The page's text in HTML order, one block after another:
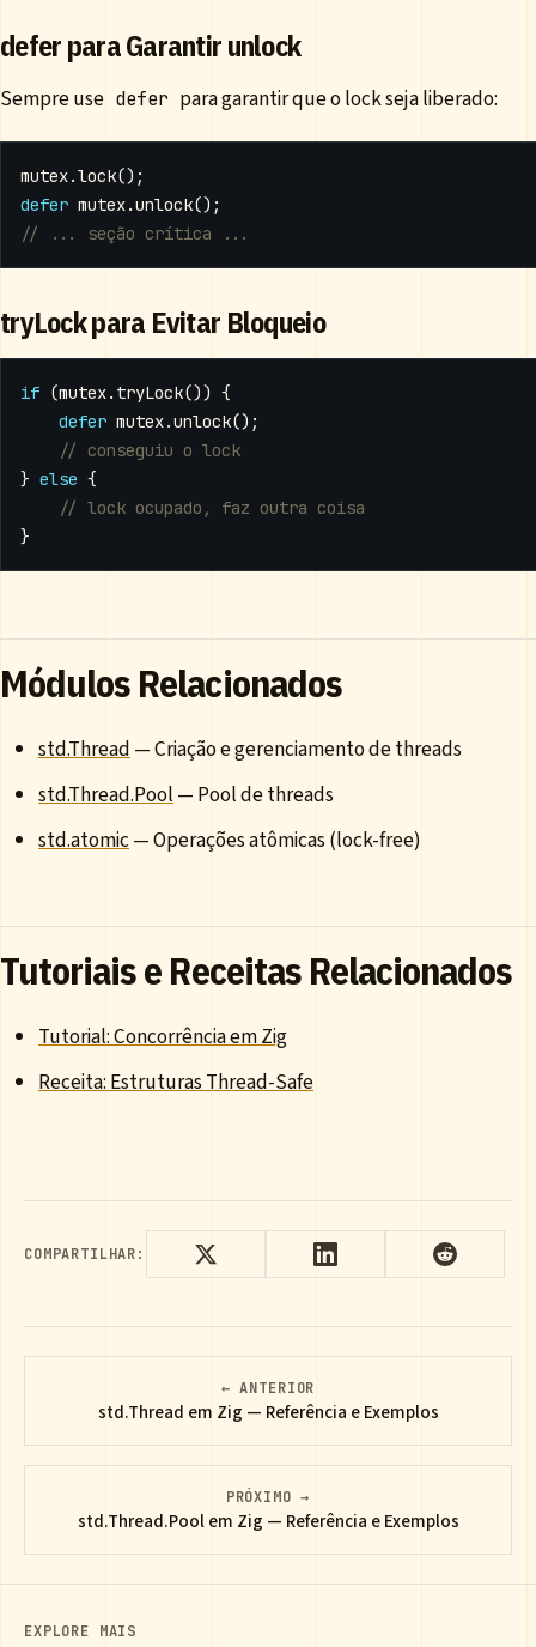
defer para Garantir unlock
Sempre use defer para garantir que o lock seja liberado:
mutex.lock();
defer mutex.unlock();
tryLock para Evitar Bloqueio
if (mutex. tryLock()) {
defer mutex.unlock();
} else {
}
Módulos Relacionados
std.Thread — Criação e gerenciamento de threads
std.Thread.Pool — Pool de threads
std.atomic— Operações atômicas (lock-free)
Tutoriais e Receitas Relacionados
Tutorial: Concorrência em Zig
Receita: Estruturas Thread-Safe
COMPARTILHAR:
← ANTERIOR
std.Thread em Zig — Referência e Exemplos
PRÓXIMO →
std.Thread.Pool em Zig — Referência e Exemplos
EXPLORE MAIS